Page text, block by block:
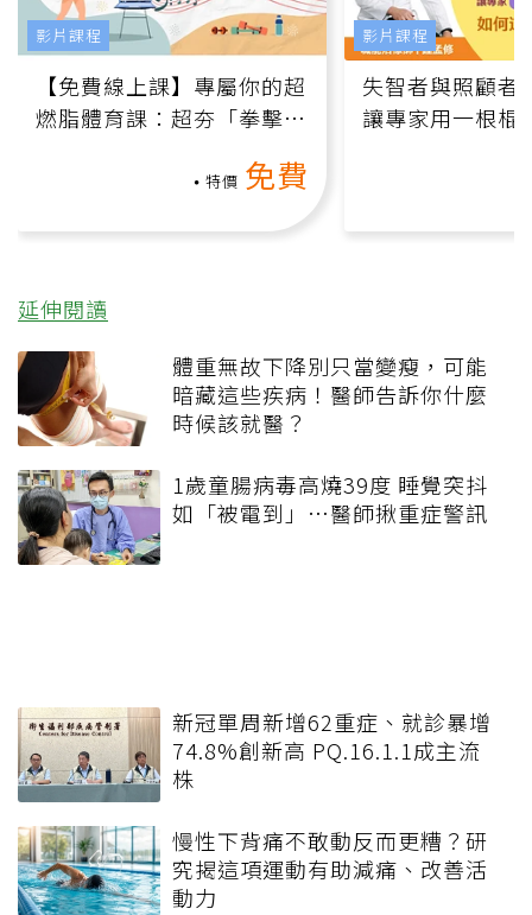
【免費線上課】專屬你的超
燃脂體育課：超夯「拳擊有
特價 免費
影片課程
失智者與照顧者
讓專家用一根棍
影片課程
延伸閱讀
體重無故下降別只當變瘦，可能
暗藏這些疾病！醫師告訴你什麼
時候該就醫？
1歲童腸病毒高燒39度 睡覺突抖
如「被電到」…醫師揪重症警訊
新冠單周新增62重症、就診暴增
74.8%創新高 PQ.16.1.1成主流
株
慢性下背痛不敢動反而更糟？研
究揭這項運動有助減痛、改善活
動力